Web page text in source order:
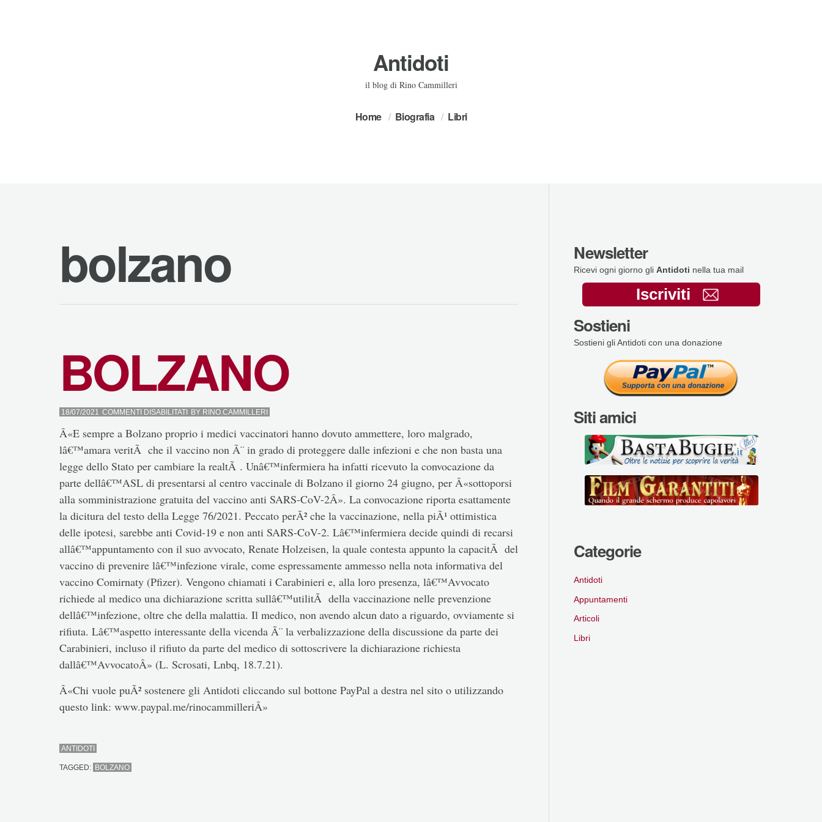
Antidoti
il blog di Rino Cammilleri
Home Biografia Libri
bolzano
BOLZANO
18/07/2021 COMMENTI DISABILITATISUBY RINO.CAMMILLERI
Â«E sempre a Bolzano proprio i medici vaccinatori hanno dovuto ammettere, loro malgrado,
lâ€™amara veritÃ che il vaccino non Ã¨ in grado di proteggere dalle infezioni e che non basta una
legge dello Stato per cambiare la realtÃ . Unâ€™infermiera ha infatti ricevuto la convocazione da
parte dellâ€™ASL di presentarsi al centro vaccinale di Bolzano il giorno 24 giugno, per Â«sottoporsi
alla somministrazione gratuita del vaccino anti SARS-CoV-2Â». La convocazione riporta esattamente
la dicitura del testo della Legge 76/2021. Peccato perÃ² che la vaccinazione, nella piÃ¹ ottimistica
delle ipotesi, sarebbe anti Covid-19 e non anti SARS-CoV-2. Lâ€™infermiera decide quindi di recarsi
allâ€™appuntamento con il suo avvocato, Renate Holzeisen, la quale contesta appunto la capacitÃ del
vaccino di prevenire lâ€™infezione virale, come espressamente ammesso nella nota informativa del
vaccino Comirnaty (Pfizer). Vengono chiamati i Carabinieri e, alla loro presenza, lâ€™Avvocato
richiede al medico una dichiarazione scritta sullâ€™utilitÃ della vaccinazione nelle prevenzione
dellâ€™infezione, oltre che della malattia. Il medico, non avendo alcun dato a riguardo, ovviamente si
rifiuta. Lâ€™aspetto interessante della vicenda Ã¨ la verbalizzazione della discussione da parte dei
Carabinieri, incluso il rifiuto da parte del medico di sottoscrivere la dichiarazione richiesta
dallâ€™AvvocatoÂ» (L. Scrosati, Lnbq, 18.7.21).
Â«Chi vuole puÃ² sostenere gli Antidoti cliccando sul bottone PayPal a destra nel sito o utilizzando
questo link: www.paypal.me/rinocammilleriÂ»
ANTIDOTI
TAGGED: BOLZANO
Newsletter
Ricevi ogni giorno gli Antidoti nella tua mail
Iscriviti
Sostieni
Sostieni gli Antidoti con una donazione
Siti amici
Categorie
Antidoti
Appuntamenti
Articoli
Libri